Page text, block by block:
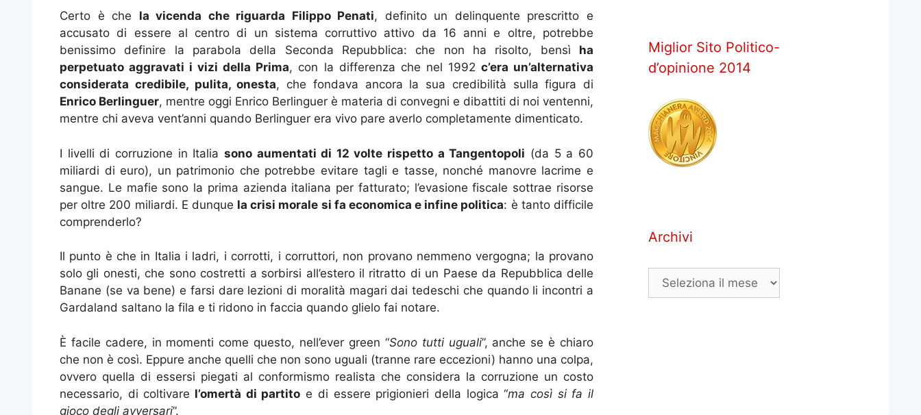
Certo è che la vicenda che riguarda Filippo Penati, definito un delinquente prescritto e
accusato di essere al centro di un sistema corruttivo attivo da 16 anni e oltre, potrebbe
benissimo definire la parabola della Seconda Repubblica: che non ha risolto, bensì ha
perpetuato aggravati i vizi della Prima, con la differenza che nel 1992 c’era un’alternativa
considerata credibile, pulita, onesta, che fondava ancora la sua credibilità sulla figura di
Enrico Berlinguer, mentre oggi Enrico Berlinguer è materia di convegni e dibattiti di noi ventenni,
mentre chi aveva vent’anni quando Berlinguer era vivo pare averlo completamente dimenticato.
I livelli di corruzione in Italia sono aumentati di 12 volte rispetto a Tangentopoli (da 5 a 60
miliardi di euro), un patrimonio che potrebbe evitare tagli e tasse, nonché manovre lacrime e
sangue. Le mafie sono la prima azienda italiana per fatturato; l’evasione fiscale sottrae risorse
per oltre 200 miliardi. E dunque la crisi morale si fa economica e infine politica: è tanto difficile
comprenderlo?
Il punto è che in Italia i ladri, i corrotti, i corruttori, non provano nemmeno vergogna; la provano
solo gli onesti, che sono costretti a sorbirsi all’estero il ritratto di un Paese da Repubblica delle
Banane (se va bene) e farsi dare lezioni di moralità magari dai tedeschi che quando li incontri a
Gardaland saltano la fila e ti ridono in faccia quando glielo fai notare.
È facile cadere, in momenti come questo, nell’ever green “Sono tutti uguali”, anche se è chiaro
che non è così. Eppure anche quelli che non sono uguali (tranne rare eccezioni) hanno una colpa,
ovvero quella di essersi piegati al conformismo realista che considera la corruzione un costo
necessario, di coltivare l’omertà di partito e di essere prigionieri della logica “ma così si fa il
gioco degli avversari”.
Miglior Sito Politico-
d’opinione 2014
Archivi
Archivi